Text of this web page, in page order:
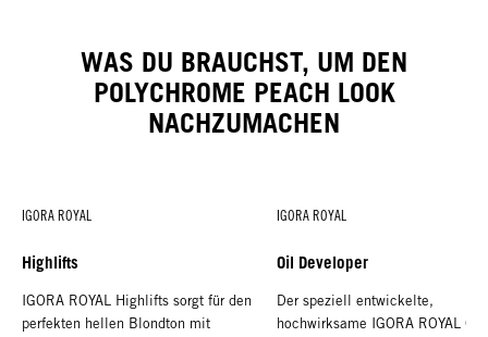
WAS DU BRAUCHST, UM DEN
POLYCHROME PEACH LOOK
NACHZUMACHEN
IGORA ROYAL
Highlifts
IGORA ROYAL Highlifts sorgt für den
perfekten hellen Blondton mit
IGORA ROYAL
Oil Developer
Der speziell entwickelte,
hochwirksame IGORA ROYAL Oil